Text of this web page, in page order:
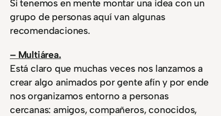
Si tenemos en mente montar una idea con un
grupo de personas aquí van algunas
recomendaciones.
– Multiárea.
Está claro que muchas veces nos lanzamos a
crear algo animados por gente afín y por ende
nos organizamos entorno a personas
cercanas: amigos, compañeros, conocidos,